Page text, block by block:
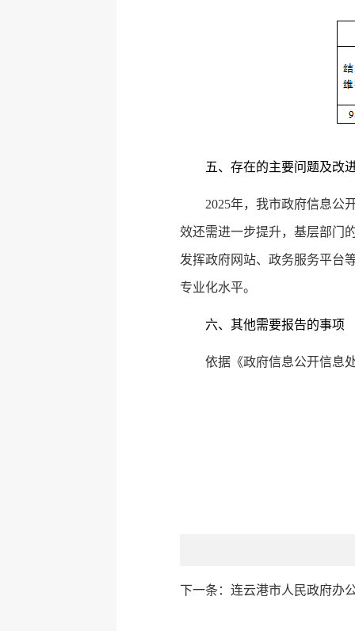
五、存在的主要问题及改
2025年，我市政府信息公
效还需进一步提升，基层部门
发挥政府网站、政务服务平台
专业化水平。
六、其他需要报告的事项
依据《政府信息公开信息
下一条： 连云港市人民政府办